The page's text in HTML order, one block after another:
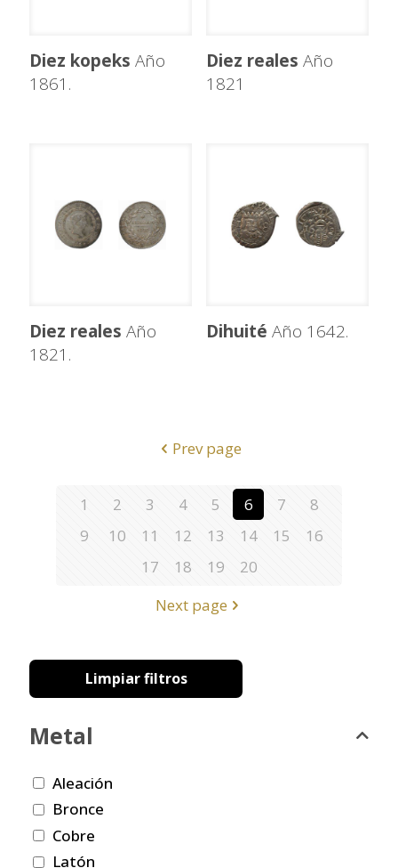
Diez kopeks Año
1861.
Diez reales Año
1821
Diez reales Año
1821.
Dihuité Año 1642.
Prev page
1 2 3 4 5 6 7
8
9
10 11 12 13 14 15
16
17
18 19
20
Next page
Limpiar filtros
Metal
Aleación
Bronce
Cobre
Latón